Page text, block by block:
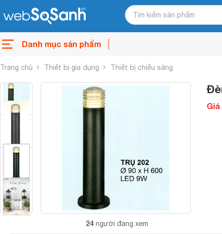
Danh mục sản phẩm
Trang chủ Thiết bị gia dụng Thiết bị chiếu sáng
24 người đang xem